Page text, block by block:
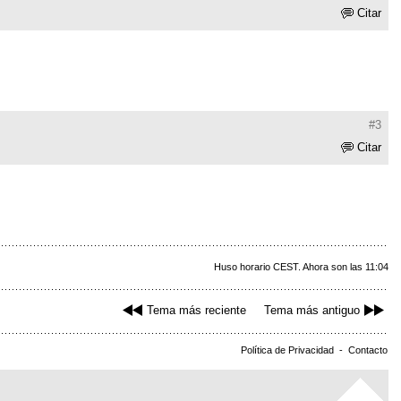
Citar
#3
Citar
Huso horario CEST. Ahora son las 11:04
Tema más reciente Tema más antiguo
Política de Privacidad - Contacto